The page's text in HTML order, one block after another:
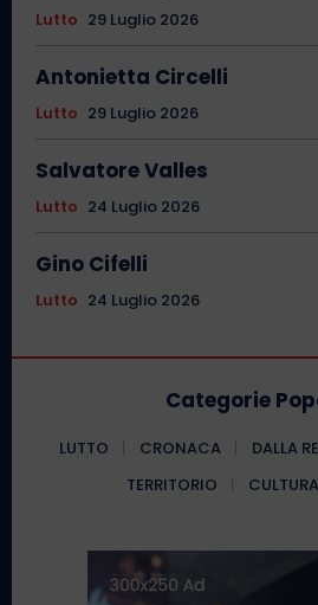
Lutto 29 Luglio 2026
Antonietta Circelli
Lutto 29 Luglio 2026
Salvatore Valles
Lutto 24 Luglio 2026
Gino Cifelli
Lutto 24 Luglio 2026
Categorie
LUTTO CRONACA DALLA
TERRITORIO
CULTURA